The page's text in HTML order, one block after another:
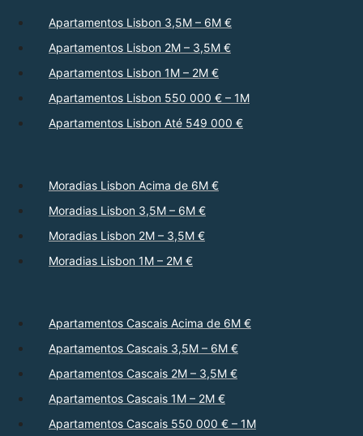
Apartamentos Lisbon 3,5M – 6M €
Apartamentos Lisbon 2M – 3,5M €
Apartamentos Lisbon 1M – 2M €
Apartamentos Lisbon 550 000 € – 1M
Apartamentos Lisbon Até 549 000 €
Moradias Lisbon Acima de 6M €
Moradias Lisbon 3,5M – 6M €
Moradias Lisbon 2M – 3,5M €
Moradias Lisbon 1M – 2M €
Apartamentos Cascais Acima de 6M €
Apartamentos Cascais 3,5M – 6M €
Apartamentos Cascais 2M – 3,5M €
Apartamentos Cascais 1M – 2M €
Apartamentos Cascais 550 000 € – 1M